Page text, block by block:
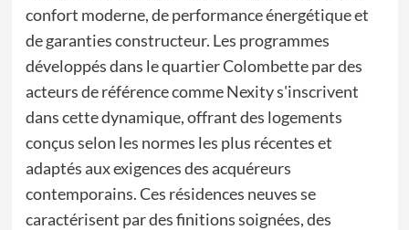
confort moderne, de performance énergétique et
de garanties constructeur. Les programmes
développés dans le quartier Colombette par des
acteurs de référence comme Nexity s'inscrivent
dans cette dynamique, offrant des logements
conçus selon les normes les plus récentes et
adaptés aux exigences des acquéreurs
contemporains. Ces résidences neuves se
caractérisent par des finitions soignées, des